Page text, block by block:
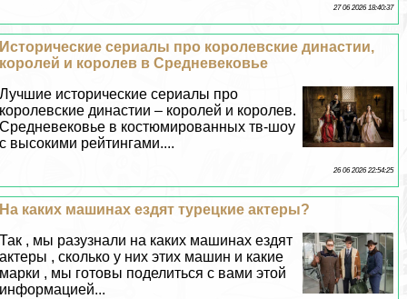
27 06 2026 18:40:37
Исторические сериалы про королевские династии,
королей и королев в Средневековье
Лучшие исторические сериалы про
королевские династии – королей и королев.
Средневековье в костюмированных тв-шоу
с высокими рейтингами....
26 06 2026 22:54:25
На каких машинах ездят турецкие актеры?
Так , мы разузнали на каких машинах ездят
актеры , сколько у них этих машин и какие
марки , мы готовы поделиться с вами этой
информацией...